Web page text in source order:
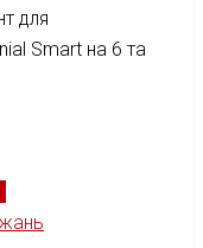
для
Smart на 6 та